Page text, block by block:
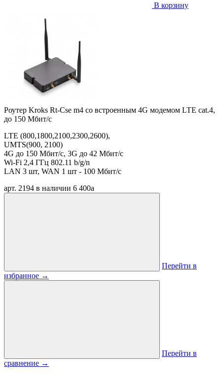
В корзину
Роутер Kroks Rt-Cse m4 со встроенным 4G модемом LTE cat.4,
до 150 Мбит/с
LTE (800,1800,2100,2300,2600),
UMTS(900, 2100)
4G до 150 Мбит/с, 3G до 42 Мбит/с
Wi-Fi 2,4 ГГц 802.11 b/g/n
LAN 3 шт, WAN 1 шт - 100 Мбит/с
арт. 2194 в наличии 6 400a
Перейти в
избранное →
Перейти в
сравнение →